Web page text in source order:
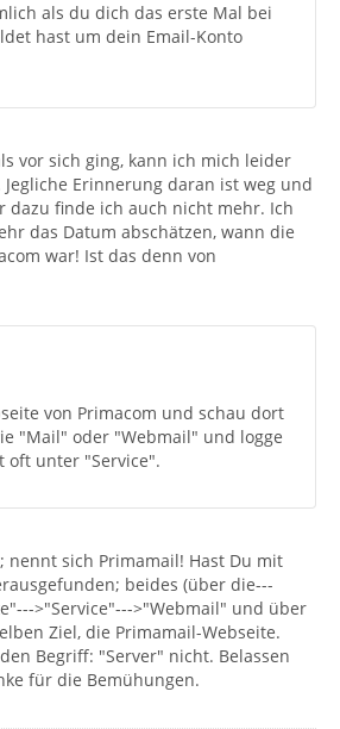
als du dich das erste Mal bei
hast um dein Email-Konto
vor sich ging, kann ich mich leider
Erinnerung daran ist weg und
dazu finde ich auch nicht mehr. Ich
das Datum abschätzen, wann die
war! Ist das denn von
von Primacom und schau dort
"Mail" oder "Webmail" und logge
oft unter "Service".
nennt sich Primamail! Hast Du mit
beides (über die---
>"Service"--->"Webmail" und über
Ziel, die Primamail-Webseite.
Begriff: "Server" nicht. Belassen
für die Bemühungen.